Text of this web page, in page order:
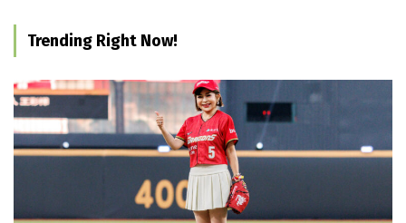
Trending Right Now!